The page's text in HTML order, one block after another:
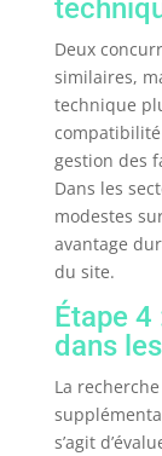
Deux
similaires,
technique
gestion des
Dans les
modestes
avantage
du site.
Étape 4
dans
La
s’agit